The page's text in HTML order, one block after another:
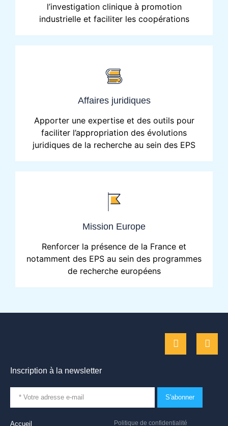
l’investigation clinique à promotion
industrielle et faciliter les coopérations
Affaires juridiques
Apporter une expertise et des outils pour
faciliter l’appropriation des évolutions
juridiques de la recherche au sein des EPS
Mission Europe
Renforcer la présence de la France et
notamment des EPS au sein des programmes
de recherche européens
Politique de confidentialité
Accueil
Inscription à la newsletter
S'abonner